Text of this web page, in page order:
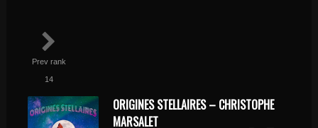
Prev rank
14
ORIGINES STELLAIRES – CHRISTOPHE
MARSALET